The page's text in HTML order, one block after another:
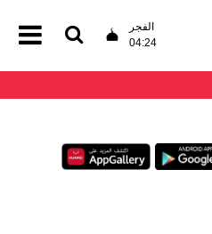
الفجر
04:24